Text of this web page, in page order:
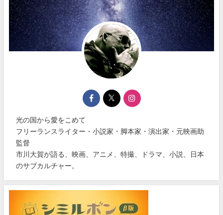
光の国から愛をこめて
フリーランスライター・小説家・脚本家・演出家・元映画助
監督
市川大賀が語る、映画、アニメ、特撮、ドラマ、小説、日本
のサブカルチャー。